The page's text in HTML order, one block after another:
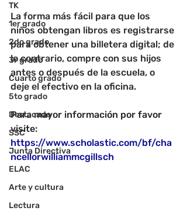
TK
1er grado
2do grado
3r grado
Cuarto grado
5to grado
Destacado
SSC
Junta Directiva
ELAC
Arte y cultura
Lectura
La forma más fácil para que los
niños obtengan libros es registrarse
para obtener una billetera digital; de
lo contrario, compre con sus hijos
antes o después de la escuela, o
deje el efectivo en la oficina.
Para mayor información por favor
visite:
https://www.scholastic.com/bf/cha
ncellorwilliammcgillsch